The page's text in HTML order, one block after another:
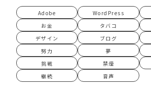
Adobe WordPress
お金
タバコ
デザイン
ブログ
努力
夢
挑戦
禁煙
継続
音声